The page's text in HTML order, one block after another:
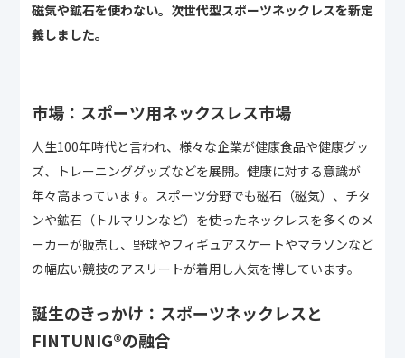
磁気や鉱石を使わない。次世代型スポーツネックレスを新定
義しました。
市場：スポーツ用ネックスレス市場
人生100年時代と言われ、様々な企業が健康食品や健康グッ
ズ、トレーニンググッズなどを展開。健康に対する意識が
年々高まっています。スポーツ分野でも磁石（磁気）、チタ
ンや鉱石（トルマリンなど）を使ったネックレスを多くのメ
ーカーが販売し、野球やフィギュアスケートやマラソンなど
の幅広い競技のアスリートが着用し人気を博しています。
誕生のきっかけ：スポーツネックレスと
FINTUNIG®︎の融合